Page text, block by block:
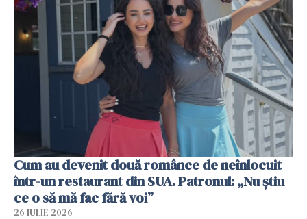
Cum au devenit două românce de neînlocuit
într-un restaurant din SUA. Patronul: „Nu știu
ce o să mă fac fără voi”
26 IULIE 2026